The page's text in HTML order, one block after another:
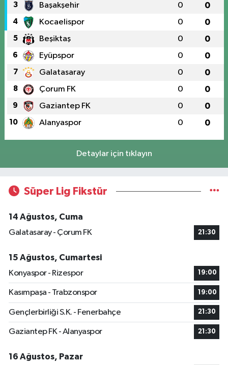
3 Başakşehir 0 0
4 Kocaelispor 0 0
5 Beşiktaş 0 0
6 Eyüpspor 0 0
7 Galatasaray 0 0
8 Çorum FK 0 0
9 Gaziantep FK 0 0
10 Alanyaspor 0 0
Detaylar için tıklayın
Süper Lig Fikstür
14 Ağustos, Cuma
Galatasaray - Çorum FK
21:30
15 Ağustos, Cumartesi
Konyaspor - Rizespor
19:00
Kasımpaşa - Trabzonspor 19:00
Gençlerbirliği S.K. - Fenerbahçe 21:30
Gaziantep FK - Alanyaspor 21:30
16 Ağustos, Pazar